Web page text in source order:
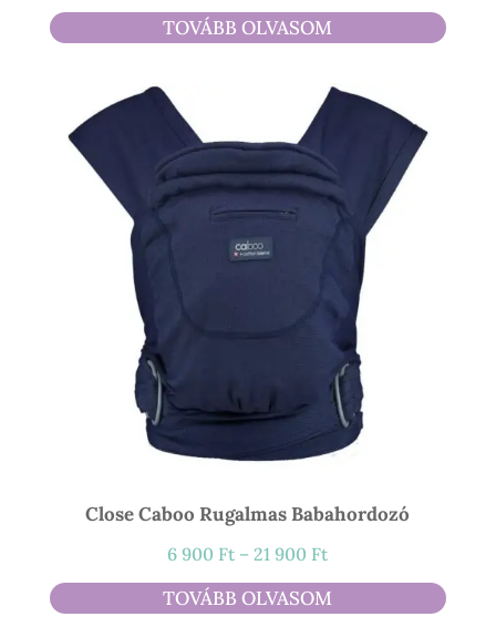
4
900 Ft
TOVÁBB OLVASOM
Close Caboo Rugalmas Babahordozó
6 900 Ft – 21 900 FtÁrtartomány:
6
900 Ft
TOVÁBB OLVASOM